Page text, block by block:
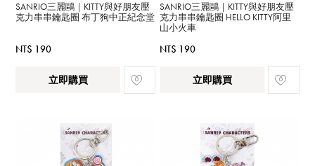
SANRIO三麗鷗｜KITTY與好朋友壓
克力串串鑰匙圈 布丁狗中正紀念堂
NT$ 190
立即購買
SANRIO三麗鷗｜KITTY與好朋友壓
克力串串鑰匙圈 HELLO KITTY阿里
山小火車
NT$ 190
立即購買